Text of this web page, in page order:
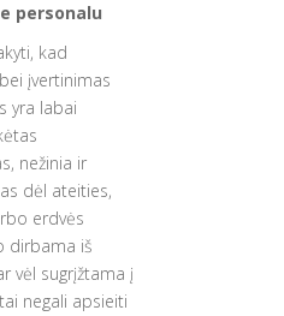
personalu
kad
įvertinimas
yra labai
nežinia ir
dėl ateities,
erdvės
dirbama iš
vėl sugrįžtama į
negali apsieiti